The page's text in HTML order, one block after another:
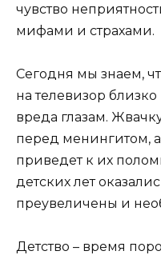
чувство
мифами и страхами.
Сегодня мы знаем,
на телевизор
вреда глазам.
перед менингитом, а
приведет к их
детских лет
преувеличены и
Детство – время